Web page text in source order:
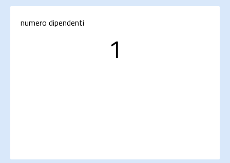
numero dipendenti
1